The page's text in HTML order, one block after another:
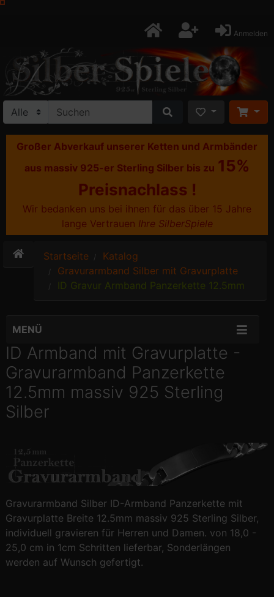
Anmelden
Großer Abverkauf unserer Ketten und Armbänder
aus massiv 925-er Sterling Silber bis zu 15%
Preisnachlass !
Wir bedanken uns bei ihnen für das über 15 Jahre
lange Vertrauen Ihre SilberSpiele
Startseite
Katalog
Gravurarmband Silber mit Gravurplatte
ID Gravur Armband Panzerkette 12.5mm
MENÜ
ID Armband mit Gravurplatte -
Gravurarmband Panzerkette
12.5mm massiv 925 Sterling
Silber
Gravurarmband Silber ID-Armband Panzerkette mit
Gravurplatte Breite 12.5mm massiv 925 Sterling Silber,
individuell gravieren für Herren und Damen. von 18,0 -
25,0 cm in 1cm Schritten lieferbar, Sonderlängen
werden auf Wunsch gefertigt.